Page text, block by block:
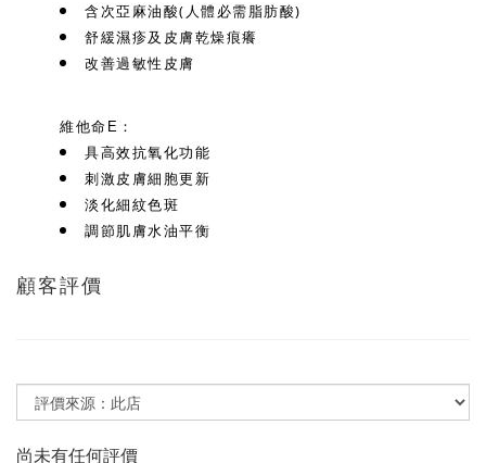
含次亞麻油酸(人體必需脂肪酸)
舒緩濕疹及皮膚乾燥痕癢
改善過敏性皮膚
維他命E：
具高效抗氧化功能
刺激皮膚細胞更新
淡化細紋色斑
調節肌膚水油平衡
顧客評價
尚未有任何評價